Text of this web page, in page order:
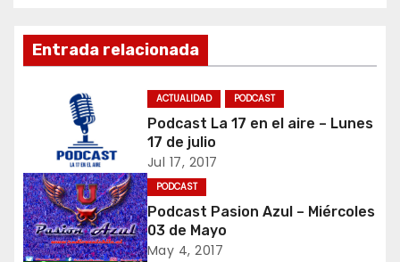
v
a
c
i
Entrada relacionada
ACTUALIDAD PODCAST
Podcast La 17 en el aire – Lunes
17 de julio
Jul 17, 2017
PODCAST
Podcast Pasion Azul – Miércoles
03 de Mayo
May 4, 2017